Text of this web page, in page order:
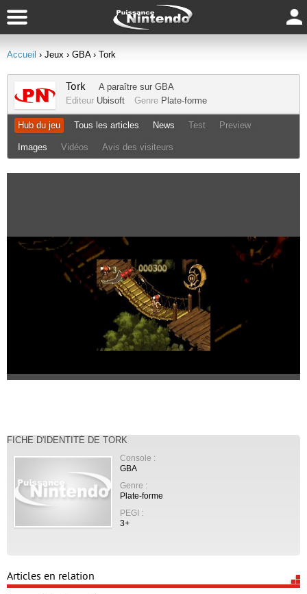
Accueil › Jeux › GBA› Tork
Tork A paraître sur GBA
Editeur Ubisoft Genre Plate-forme
Hub du jeu Tous les articles News Test Preview
Images Vidéos Avis des visiteurs
FICHE D'IDENTITÉ DE TORK
Console :
GBA
Genre :
Plate-forme
PEGI :
3+
Articles en relation